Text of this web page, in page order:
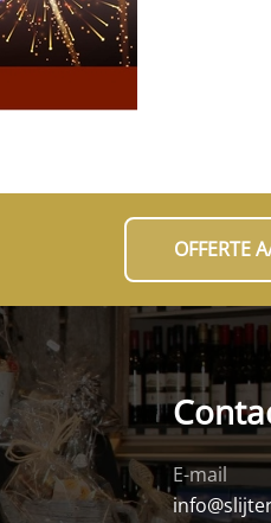
OFFERTE
E-mail